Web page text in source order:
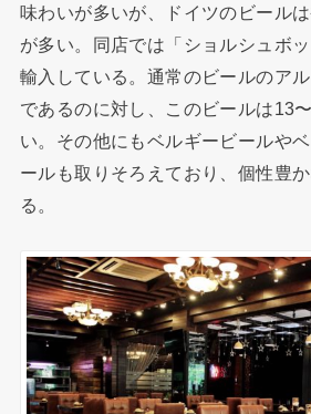
味わいが多いが、ドイツのビール
が多い。同店では「ショルシュボ
輸入している。通常のビールのア
であるのに対し、このビールは13
い。その他にもベルギービールや
ールも取りそろえており、個性豊
る。